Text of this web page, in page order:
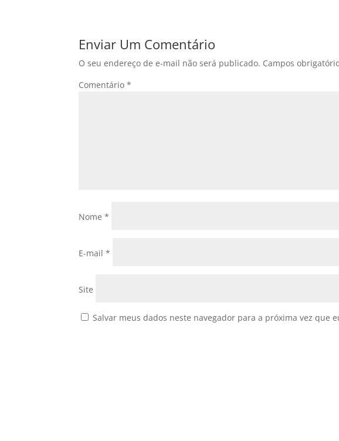
Enviar Um Comentário
O seu endereço de e-mail não será publicado. Campos
Comentário*
Nome*
E-mail*
Site
Salvar meus dados neste navegador para a próxima vez que